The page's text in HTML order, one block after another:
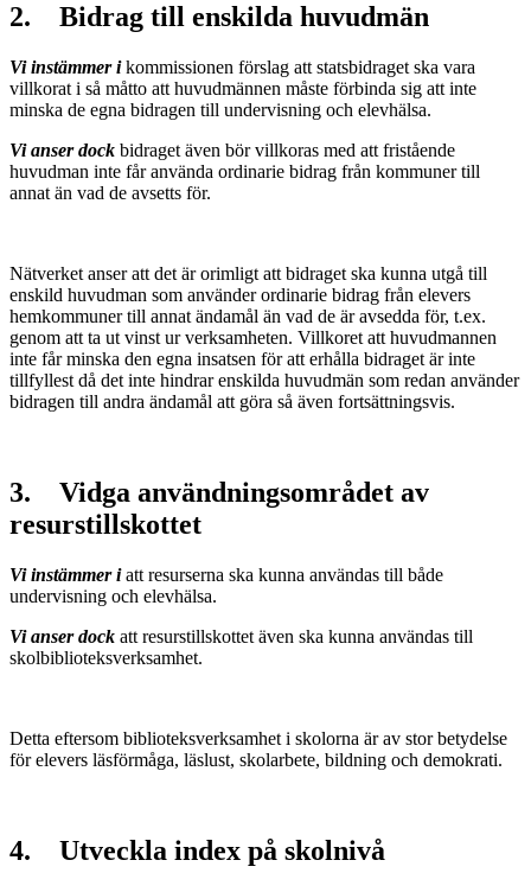
2. Bidrag till enskilda huvudmän
Vi instämmer ikommissionen förslag att statsbidraget ska vara
villkorat i så måtto att huvudmännen måste förbinda sig att inte
minska de egna bidragen till undervisning och elevhälsa.
Vi anser dock bidraget även bör villkoras med att fristående
huvudman inte får använda ordinarie bidrag från kommuner till
annat än vad de avsetts för.
Nätverket anser att det är orimligt att bidraget ska kunna utgå till
enskild huvudman som använder ordinarie bidrag från elevers
hemkommuner till annat ändamål än vad de är avsedda för, t.ex.
genom att ta ut vinst ur verksamheten. Villkoret att huvudmannen
inte får minska den egna insatsen för att erhålla bidraget är inte
tillfyllest då det inte hindrar enskilda huvudmän som redan använder
bidragen till andra ändamål att göra så även fortsättningsvis.
3. Vidga användningsområdet av
resurstillskottet
Vi instämmer iatt resurserna ska kunna användas till både
undervisning och elevhälsa.
Vi anser dock att resurstillskottet även ska kunna användas till
skolbiblioteksverksamhet.
Detta eftersom biblioteksverksamhet i skolorna är av stor betydelse
för elevers läsförmåga, läslust, skolarbete, bildning och demokrati.
4. Utveckla index på skolnivå